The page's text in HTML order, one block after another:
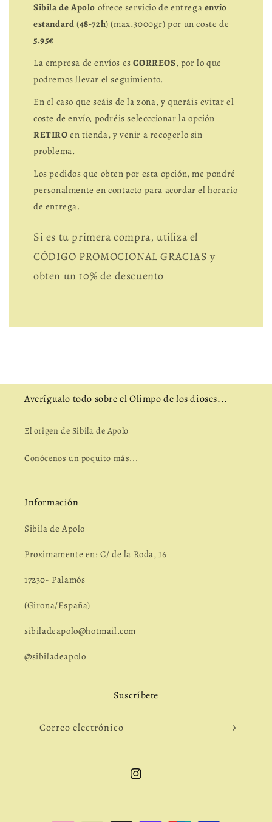
Sibila de Apolo ofrece servicio de entrega envío
estandard (48-72h) (max.3000gr) por un coste de
5.95€
La empresa de envíos esCORREOS, por lo que
podremos llevar el seguimiento.
En el caso que seáis de la zona, y queráis evitar el
coste de envío, podréis selecccionar la opción
RETIROen tienda, y venir a recogerlo sin
problema.
Los pedidos que obten por esta opción, me pondré
personalmente en contacto para acordar el horario
de entrega.
Si es tu primera compra, utiliza el
CÓDIGO PROMOCIONAL GRACIAS y
obten un 10% de descuento
Averígualo todo sobre el Olimpo de los dioses...
El origen de Sibila de Apolo
Conócenos un poquito más...
Información
Sibila de Apolo
Proximamente en: C/ de la Roda, 16
17230- Palamós
(Girona/España)
sibiladeapolo@hotmail.com
@sibiladeapolo
Suscríbete
Correo electrónico
Instagram